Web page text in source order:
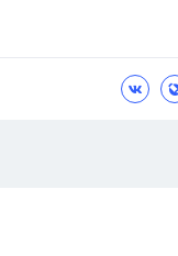
Красота,